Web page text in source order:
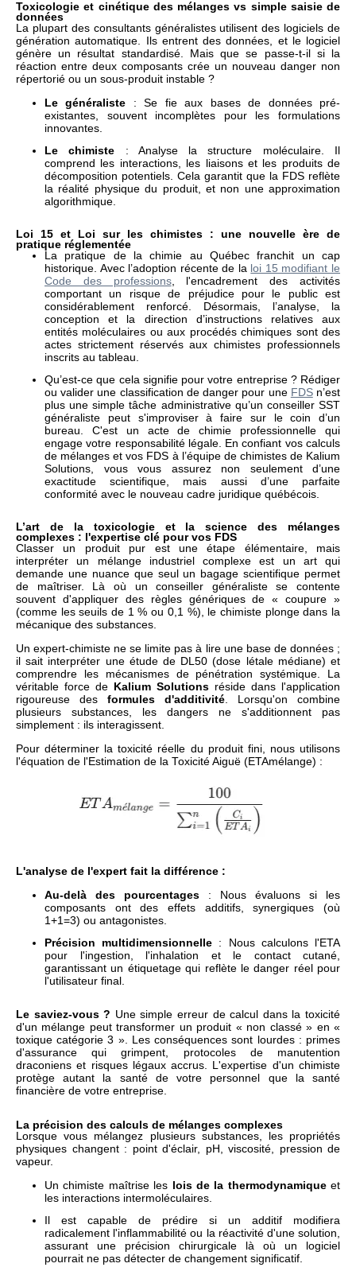
Toxicologie et cinétique des mélanges vs simple saisie de
données
La plupart des consultants généralistes utilisent des logiciels de
génération automatique. Ils entrent des données, et le logiciel
génère un résultat standardisé. Mais que se passe-t-il si la
réaction entre deux composants crée un nouveau danger non
répertorié ou un sous-produit instable ?
Le généraliste : Se fie aux bases de données pré-
existantes, souvent incomplètes pour les formulations
innovantes.
Le chimiste : Analyse la structure moléculaire. Il
comprend les interactions, les liaisons et les produits de
décomposition potentiels. Cela garantit que la FDS reflète
la réalité physique du produit, et non une approximation
algorithmique.
Loi 15 et Loi sur les chimistes : une nouvelle ère de
pratique réglementée
La pratique de la chimie au Québec franchit un cap
historique. Avec l’adoption récente de la loi 15 modifiant le
Code des professions, l'encadrement des activités
comportant un risque de préjudice pour le public est
considérablement renforcé. Désormais, l’analyse, la
conception et la direction d’instructions relatives aux
entités moléculaires ou aux procédés chimiques sont des
actes strictement réservés aux chimistes professionnels
inscrits au tableau.
Qu’est-ce que cela signifie pour votre entreprise ? Rédiger
ou valider une classification de danger pour une FDSn’est
plus une simple tâche administrative qu’un conseiller SST
généraliste peut s'improviser à faire sur le coin d’un
bureau. C'est un acte de chimie professionnelle qui
engage votre responsabilité légale. En confiant vos calculs
de mélanges et vos FDS à l’équipe de chimistes de Kalium
Solutions, vous vous assurez non seulement d’une
exactitude scientifique, mais aussi d’une parfaite
conformité avec le nouveau cadre juridique québécois.
L’art de la toxicologie et la science des mélanges
complexes : l'expertise clé pour vos FDS
Classer un produit pur est une étape élémentaire, mais
interpréter un mélange industriel complexe est un art qui
demande une nuance que seul un bagage scientifique permet
de maîtriser. Là où un conseiller généraliste se contente
souvent d'appliquer des règles génériques de « coupure »
(comme les seuils de 1 % ou 0,1 %), le chimiste plonge dans la
mécanique des substances.
Un expert-chimiste ne se limite pas à lire une base de données ;
il sait interpréter une étude de DL50 (dose létale médiane) et
comprendre les mécanismes de pénétration systémique. La
véritable force de
Kalium Solutions réside dans l'application
rigoureuse des formules d'additivité. Lorsqu'on combine
plusieurs substances, les dangers ne s'additionnent pas
simplement : ils interagissent.
Pour déterminer la toxicité réelle du produit fini, nous utilisons
l'équation de l'Estimation de la Toxicité Aiguë (ETAmélange) :
L'analyse de l'expert fait la différence :
Au-delà des pourcentages : Nous évaluons si les
composants ont des effets additifs, synergiques (où
1+1=3) ou antagonistes.
Précision multidimensionnelle : Nous calculons l'ETA
pour l'ingestion, l'inhalation et le contact cutané,
garantissant un étiquetage qui reflète le danger réel pour
l'utilisateur final.
Le saviez-vous ? Une simple erreur de calcul dans la toxicité
d'un mélange peut transformer un produit « non classé » en «
toxique catégorie 3 ». Les conséquences sont lourdes : primes
d'assurance qui grimpent, protocoles de manutention
draconiens et risques légaux accrus. L'expertise d'un chimiste
protège autant la santé de votre personnel que la santé
financière de votre entreprise.
La précision des calculs de mélanges complexes
Lorsque vous mélangez plusieurs substances, les propriétés
physiques changent : point d'éclair, pH, viscosité, pression de
vapeur.
Un chimiste maîtrise les
lois de la thermodynamiqueet
les interactions intermoléculaires.
Il est capable de prédire si un additif modifiera
radicalement l'inflammabilité ou la réactivité d'une solution,
assurant une précision chirurgicale là où un logiciel
pourrait ne pas détecter de changement significatif.